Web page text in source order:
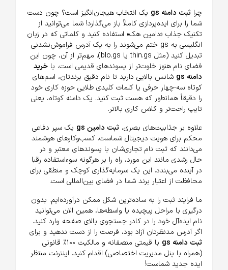
چرا ثبت دامنه gs
یک انتخاب هیجان‌انگیز است؟ چون دست
شما را برای ایده‌پردازی کاملاً باز می‌گذارد! شما می‌توانید از
تکنیک جذاب «دامین هک» استفاده کنید و کلماتی که در زبان
انگلیسی به gs ختم می‌شوند را به یک آدرس فراموش‌نشدنی
تبدیل کنید (مثل thin.gs یا blo.gs). مهم‌تر از آن، چون این
فضای نام هنوز خلوت‌تر از پسوندهای قدیمی است، با خرید
دامنه gs
شانس بالایی دارید تا نام دقیق برندتان، اسم‌های
کوتاه سه-چهار حرفی یا کلمات کلیدی طلایی حوزه کاری خود
را دقیقاً همانطور که هست ثبت کنید. یک دامنه کوتاه، یعنی
تایپ راحت‌تر و کلاس کاری بالاتر.
علاوه بر جذابیت‌های بصری، ثبت دامین gs
یک سپر دفاعی
محکم برای هویت دیجیتال شماست. کسب‌وکارهای هوشمند
می‌دانند که ثبت نام تجاری‌شان با پسوندهای معتبر و در
حال رشدی مانند این مورد، راه را بر هرگونه سوءاستفاده رقبا
در آینده می‌بندد. این یک سرمایه‌گذاری کوچک و منطقی برای
محافظت از اعتبار برند شما در فضای بین‌المللی است.
ما فرایند ثبت را به ساده‌ترین شکل ممکن درآورده‌ایم. بدون
درگیری با مراحل پیچیده یا واسطه‌ها، همین الان می‌توانید
نام ایده‌آل خود را در کادر جستجوی بالای صفحه وارد کنید.
اگر آدرس مدنظرتان آزاد بود، فرصت را از دست ندهید و برای
ثبت دامنه gs
با قیمتی منصفانه و مالکیت ۱۰۰٪ قانونی
(همراه با پنل مدیریت اختصاصی) اقدام کنید. اینترنت منتظر
ایده جدید شماست!